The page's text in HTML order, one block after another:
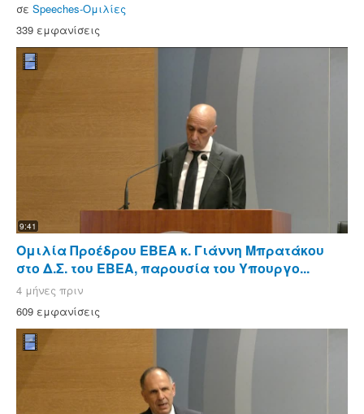
σε Speeches-Ομιλίες
339 εμφανίσεις
9:41
Ομιλία Προέδρου ΕΒΕΑ κ. Γιάννη Μπρατάκου
στο Δ.Σ. του ΕΒΕΑ, παρουσία του Υπουργο...
4 μήνες πριν
609 εμφανίσεις